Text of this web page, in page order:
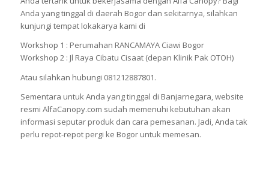
Anda yang tinggal di daerah Bogor dan sekitarnya, silahkan
kunjungi tempat lokakarya kami di
Workshop 1 : Perumahan RANCAMAYA Ciawi Bogor
Workshop 2 : Jl Raya Cibatu Cisaat (depan Klinik Pak OTOH)
Atau silahkan hubungi 081212887801.
Sementara untuk Anda yang tinggal di Banjarnegara, website
resmi AlfaCanopy.com sudah memenuhi kebutuhan akan
informasi seputar produk dan cara pemesanan. Jadi, Anda tak
perlu repot-repot pergi ke Bogor untuk memesan.